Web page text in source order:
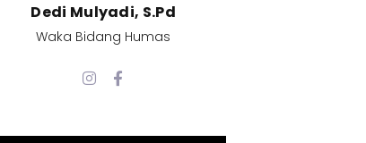
Dedi Mulyadi, S.Pd​
Waka Bidang Humas